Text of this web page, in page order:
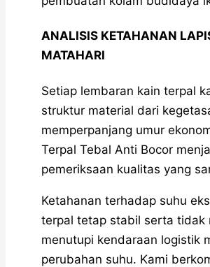
ANALISIS KETAHANAN
MATAHARI
Setiap lembaran kain terpal
struktur material dari
memperpanjang umur
Terpal Tebal Anti Bocor
pemeriksaan kualitas yang
Ketahanan terhadap suhu
terpal tetap stabil serta tidak
menutupi kendaraan logistik
perubahan suhu. Kami